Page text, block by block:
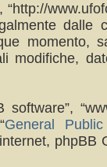
“http://
General